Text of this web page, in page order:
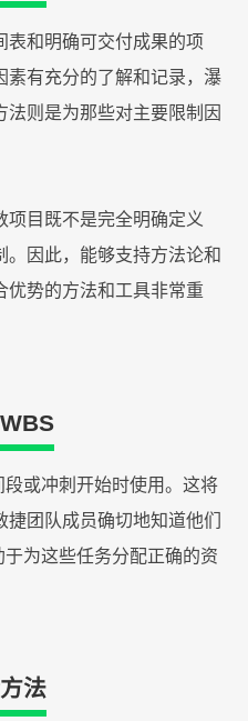
表和明确可交付成果的项
素有充分的了解和记录，瀑
则是为那些对主要限制因
项目既不是完全明确定义
。因此，能够支持方法论和
优势的方法和工具非常重
或冲刺开始时使用。这将
团队成员确切地知道他们
为这些任务分配正确的资
法